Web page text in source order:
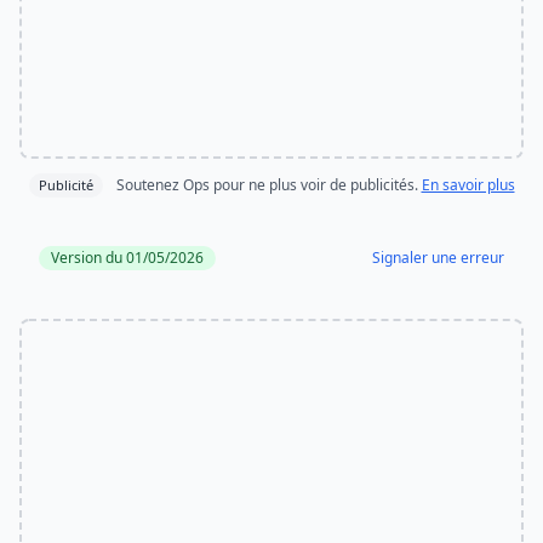
Publicité Soutenez Ops pour ne plus voir de publicités. En savoir plus
Version du 01/05/2026 Signaler une erreur